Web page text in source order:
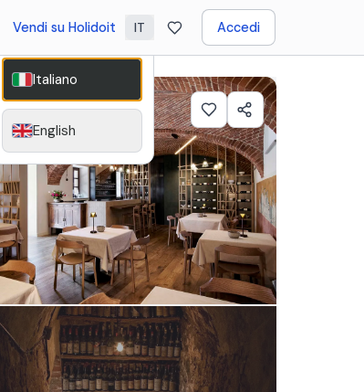
Vendi su Holidoit IT Accedi
Italiano
English